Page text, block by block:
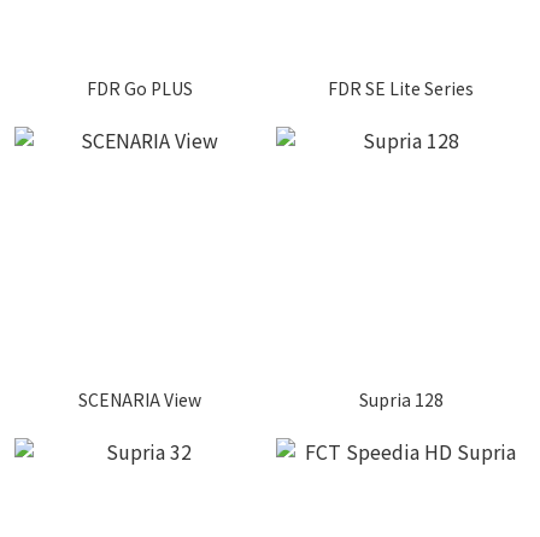
FDR Go PLUS FDR SE Lite Series
SCENARIA View Supria 128